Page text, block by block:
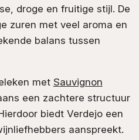
droge en fruitige stijl. De
zuren met veel aroma en
balans tussen
met Sauvignon
een zachtere structuur
biedt Verdejo een
aanspreekt.